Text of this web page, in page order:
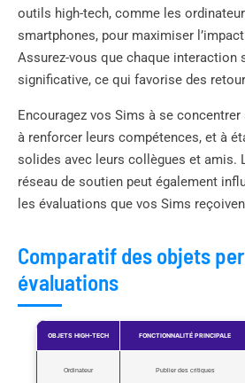
outils high-tech, comme les
smartphones, pour maximiser
Assurez-vous que chaque interaction
significative, ce qui favorise des
Encouragez vos Sims à se
à renforcer leurs compétences, et à
solides avec leurs collègues et amis.
réseau de soutien peut également
les évaluations que vos Sims
Comparatif des objets
évaluations
OBJETS HIGH-TECH FONCTIONNALITÉ PRINCIPALE
Ordinateur Publier des critiques